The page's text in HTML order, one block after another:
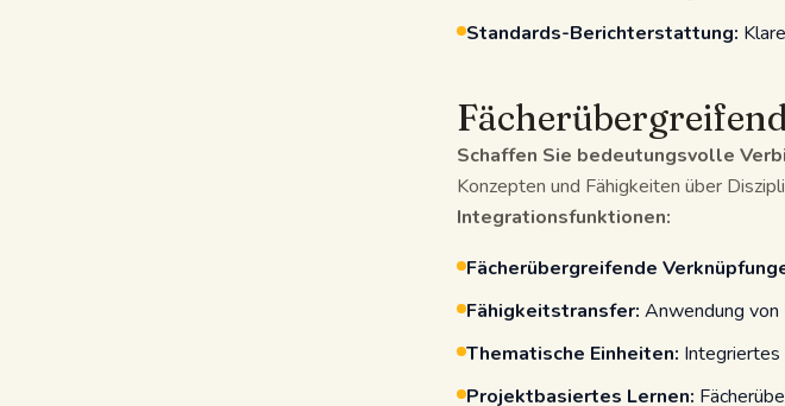
Standards-Berichterstattung:
Schaffen Sie bedeutungsvolle
Konzepten und Fähigkeiten über
Integrationsfunktionen:
Fächerübergreifende
Fähigkeitstransfer: Anwendung
Thematische Einheiten: Integriertes
Projektbasiertes Lernen: